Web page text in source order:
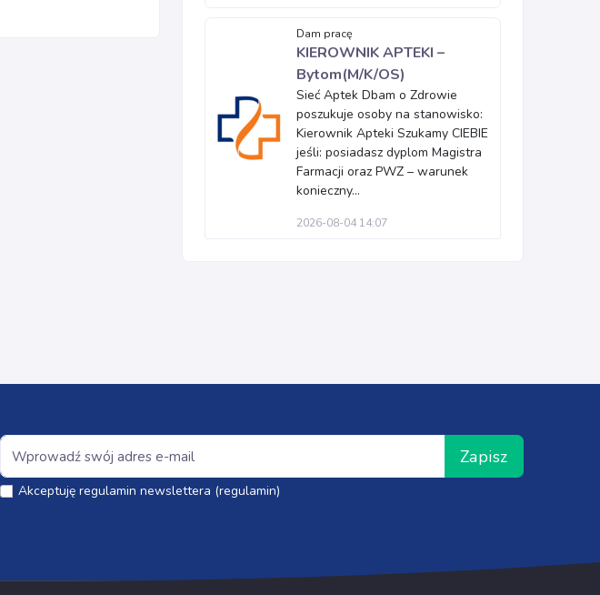
Dam pracę
KIEROWNIK APTEKI –
Bytom(M/K/OS)
Sieć Aptek Dbam o Zdrowie
poszukuje osoby na stanowisko:
Kierownik Apteki Szukamy CIEBIE
jeśli: posiadasz dyplom Magistra
Farmacji oraz PWZ – warunek
konieczny...
2026-08-04 14:07
Zapisz
Akceptuję regulamin newslettera (regulamin)